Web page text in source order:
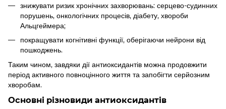
знижувати ризик хронічних захворювань: серцево-судинних
порушень, онкологічних процесів, діабету, хвороби
Альцгеймера;
покращувати когнітивні функції, оберігаючи нейрони від
пошкоджень.
Таким чином, завдяки дії антиоксидантів можна продовжити
період активного повноцінного життя та запобігти серйозним
хворобам.
Основні різновиди антиоксидантів